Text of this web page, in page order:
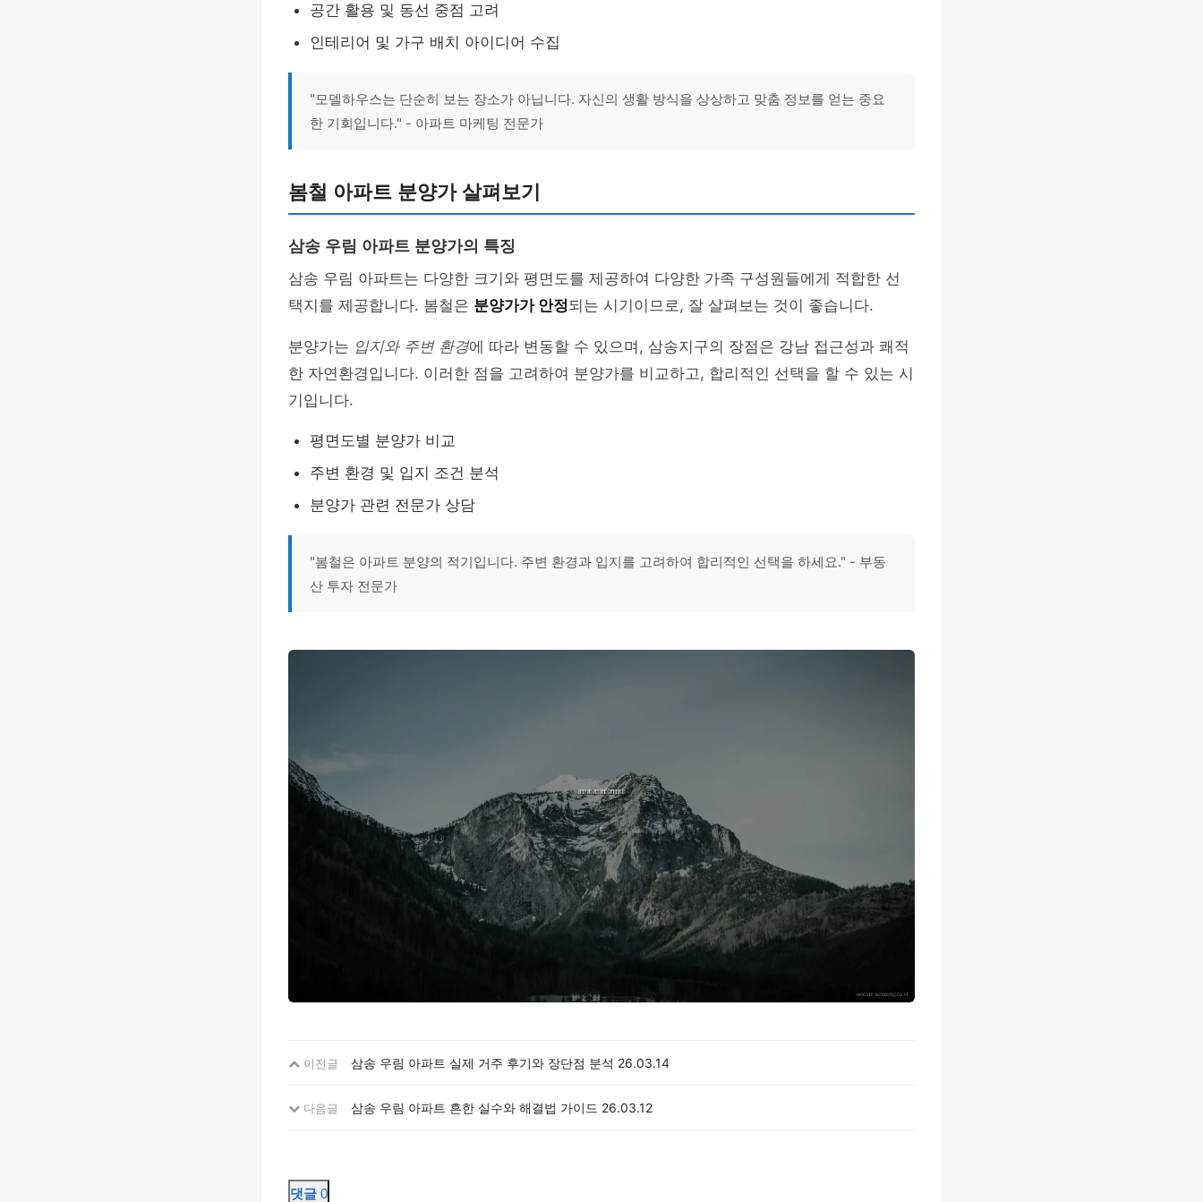
공간 활용 및 동선 중점 고려
인테리어 및 가구 배치 아이디어 수집
"모델하우스는 단순히 보는 장소가 아닙니다. 자신의 생활 방식을 상상하고 맞춤 정보를 얻는 중요
한 기회입니다." - 아파트 마케팅 전문가
봄철 아파트 분양가 살펴보기
삼송 우림 아파트 분양가의 특징
삼송 우림 아파트는 다양한 크기와 평면도를 제공하여 다양한 가족 구성원들에게 적합한 선
택지를 제공합니다. 봄철은 분양가가 안정되는 시기이므로, 잘 살펴보는 것이 좋습니다.
분양가는 입지와 주변 환경에 따라 변동할 수 있으며, 삼송지구의 장점은 강남 접근성과 쾌적
한 자연환경입니다. 이러한 점을 고려하여 분양가를 비교하고, 합리적인 선택을 할 수 있는 시
기입니다.
평면도별 분양가 비교
주변 환경 및 입지 조건 분석
분양가 관련 전문가 상담
"봄철은 아파트 분양의 적기입니다. 주변 환경과 입지를 고려하여 합리적인 선택을 하세요." - 부동
산 투자 전문가
이전글 삼송 우림 아파트 실제 거주 후기와 장단점 분석 26.03.14
다음글 삼송 우림 아파트 흔한 실수와 해결법 가이드 26.03.12
댓글 0